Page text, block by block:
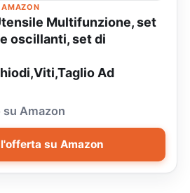
AMAZON
Multifunzione, set
oscillanti, set di
Ad
Amazon
su Amazon